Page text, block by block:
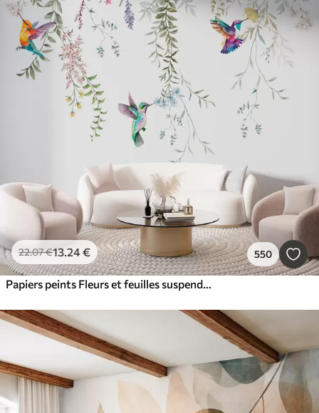
22.07€13.24€ 550
Papiers peints Fleurs et feuilles suspendues et beaux colibris